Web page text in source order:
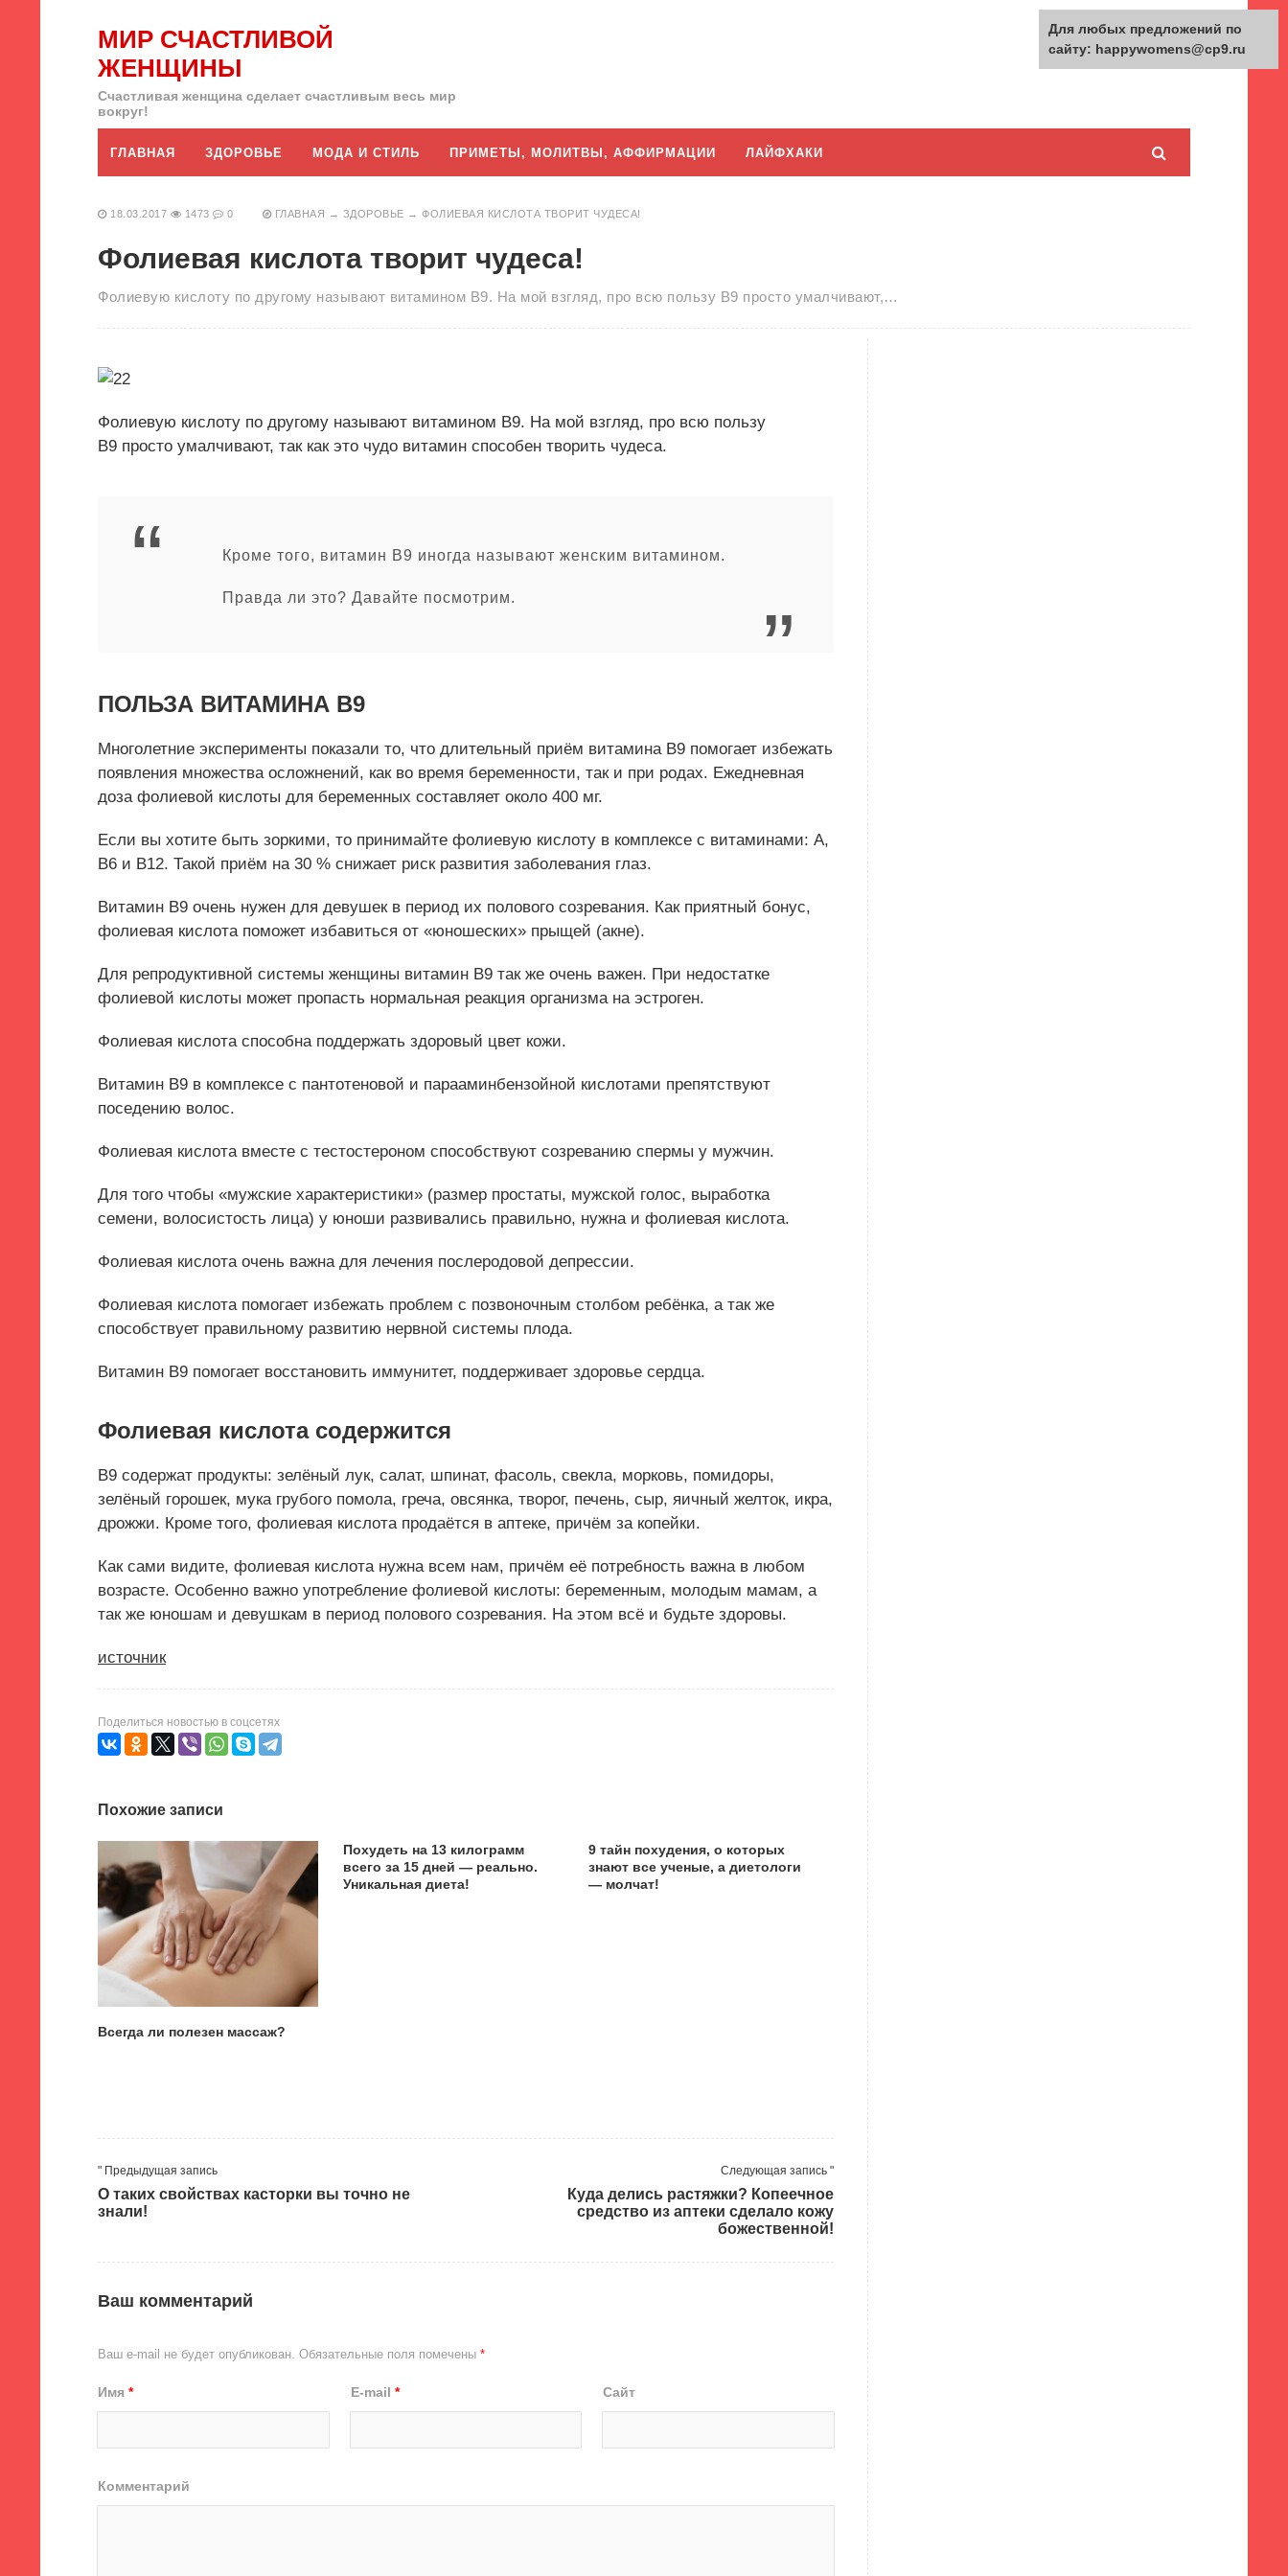
МИР СЧАСТЛИВОЙ
ЖЕНЩИНЫ
Счастливая женщина сделает счастливым весь мир
вокруг!
ГЛАВНАЯ ЗДОРОВЬЕ МОДА И СТИЛЬ ПРИМЕТЫ, МОЛИТВЫ, АФФИРМАЦИИ ЛАЙФХАКИ
18.03.2017 1473 0 ГЛАВНАЯ → ЗДОРОВЬЕ → ФОЛИЕВАЯ КИСЛОТА ТВОРИТ ЧУДЕСА!
Фолиевая кислота творит чудеса!
Фолиевую кислоту по другому называют витамином B9. На мой взгляд, про всю пользу B9 просто умалчивают,…
Фолиевую кислоту по другому называют витамином B9. На мой взгляд, про всю пользу
B9 просто умалчивают, так как это чудо витамин способен творить чудеса.
Кроме того, витамин B9 иногда называют женским витамином.
Правда ли это? Давайте посмотрим.
ПОЛЬЗА ВИТАМИНА B9
Многолетние эксперименты показали то, что длительный приём витамина B9 помогает избежать
появления множества осложнений, как во время беременности, так и при родах. Ежедневная
доза фолиевой кислоты для беременных составляет около 400 мг.
Если вы хотите быть зоркими, то принимайте фолиевую кислоту в комплексе с витаминами: А,
B6 и B12. Такой приём на 30 % снижает риск развития заболевания глаз.
Витамин B9 очень нужен для девушек в период их полового созревания. Как приятный бонус,
фолиевая кислота поможет избавиться от «юношеских» прыщей (акне).
Для репродуктивной системы женщины витамин B9 так же очень важен. При недостатке
фолиевой кислоты может пропасть нормальная реакция организма на эстроген.
Фолиевая кислота способна поддержать здоровый цвет кожи.
Витамин B9 в комплексе с пантотеновой и парааминбензойной кислотами препятствуют
поседению волос.
Фолиевая кислота вместе с тестостероном способствуют созреванию спермы у мужчин.
Для того чтобы «мужские характеристики» (размер простаты, мужской голос, выработка
семени, волосистость лица) у юноши развивались правильно, нужна и фолиевая кислота.
Фолиевая кислота очень важна для лечения послеродовой депрессии.
Фолиевая кислота помогает избежать проблем с позвоночным столбом ребёнка, а так же
способствует правильному развитию нервной системы плода.
Витамин B9 помогает восстановить иммунитет, поддерживает здоровье сердца.
Фолиевая кислота содержится
B9 содержат продукты: зелёный лук, салат, шпинат, фасоль, свекла, морковь, помидоры,
зелёный горошек, мука грубого помола, греча, овсянка, творог, печень, сыр, яичный желток, икра,
дрожжи. Кроме того, фолиевая кислота продаётся в аптеке, причём за копейки.
Как сами видите, фолиевая кислота нужна всем нам, причём её потребность важна в любом
возрасте. Особенно важно употребление фолиевой кислоты: беременным, молодым мамам, а
так же юношам и девушкам в период полового созревания. На этом всё и будьте здоровы.
источник
Поделиться новостью в соцсетях
Похожие записи
Всегда ли полезен массаж?
Похудеть на 13 килограмм
всего за 15 дней — реально.
Уникальная диета!
9 тайн похудения, о которых
знают все ученые, а диетологи
— молчат!
" Предыдущая запись
О таких свойствах касторки вы точно не
знали!
Следующая запись "
Куда делись растяжки? Копеечное
средство из аптеки сделало кожу
божественной!
Ваш комментарий
Ваш e-mail не будет опубликован. Обязательные поля помечены *
Имя * E-mail * Сайт
Комментарий
Для любых предложений по
сайту: happywomens@cp9.ru